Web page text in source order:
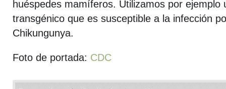
huéspedes mamíferos. Utilizamos por ejemplo
transgénico que es susceptible a la infección
Chikungunya.
Foto de portada: CDC